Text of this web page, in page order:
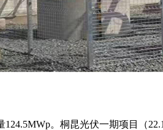
。桐昆光伏一期项目（